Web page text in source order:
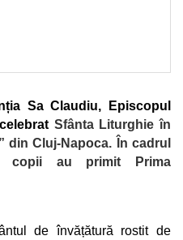
Sa Claudiu, Episcopul
Sfânta Liturghie în
din Cluj-Napoca. În cadrul
copii au primit Prima
de învățătură rostit de